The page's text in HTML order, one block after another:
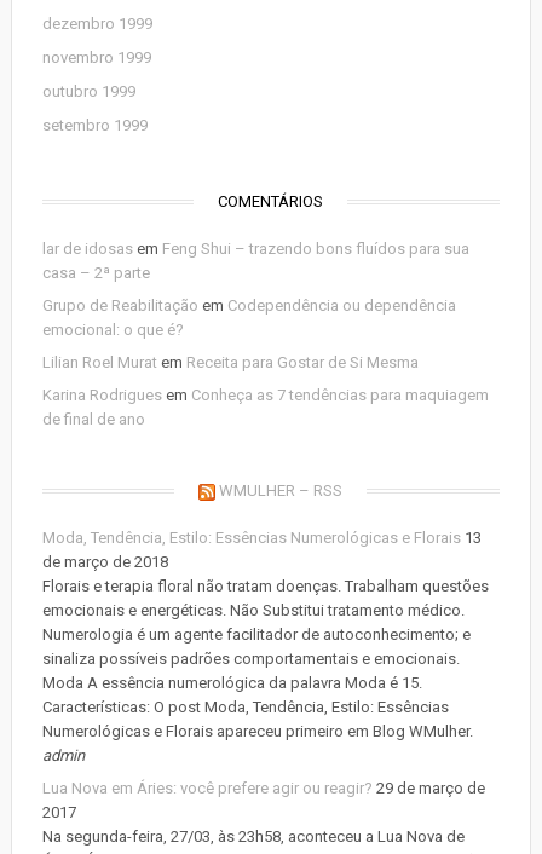
dezembro 1999
novembro 1999
outubro 1999
setembro 1999
COMENTÁRIOS
lar de idosasem Feng Shui – trazendo bons fluídos para sua
casa – 2ª parte
Grupo de Reabilitação em Codependência ou dependência
emocional: o que é?
Lilian Roel Muratem Receita para Gostar de Si Mesma
Karina Rodriguesem Conheça as 7 tendências para maquiagem
de final de ano
WMULHER – RSS
Moda, Tendência, Estilo: Essências Numerológicas e Florais 13
de março de 2018
Florais e terapia floral não tratam doenças. Trabalham questões
emocionais e energéticas. Não Substitui tratamento médico.
Numerologia é um agente facilitador de autoconhecimento; e
sinaliza possíveis padrões comportamentais e emocionais.
Moda A essência numerológica da palavra Moda é 15.
Características: O post Moda, Tendência, Estilo: Essências
Numerológicas e Florais apareceu primeiro em Blog WMulher.
admin
Lua Nova em Áries: você prefere agir ou reagir? 29 de março de
2017
Na segunda-feira, 27/03, às 23h58, aconteceu a Lua Nova de